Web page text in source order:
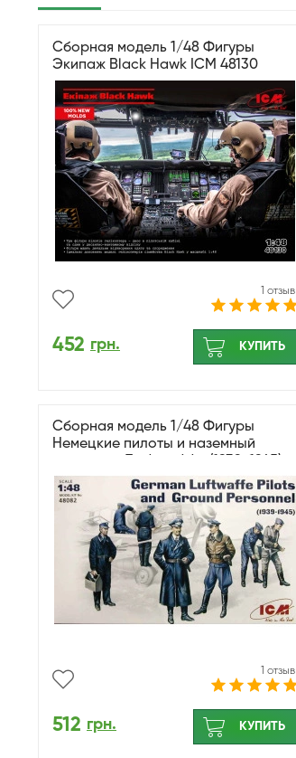
Сборная модель 1/48 Фигуры
Экипаж Black Hawk ICM 48130
1 отзыв
452 грн. КУПИТЬ
Сборная модель 1/48 Фигуры
Немецкие пилоты и наземный
ICM 48082
1 отзыв
512 грн. КУПИТЬ